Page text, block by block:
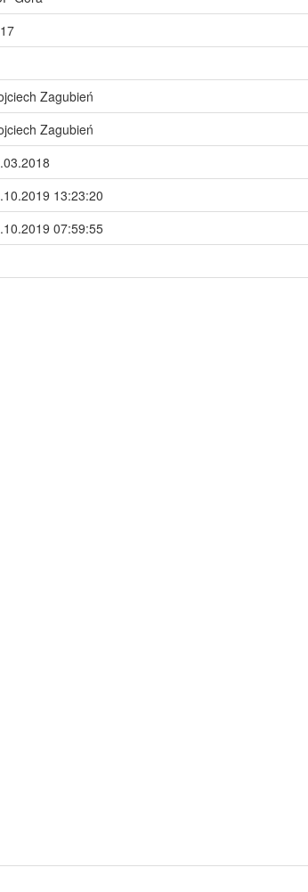
Zagubień
Zagubień
13:23:20
07:59:55